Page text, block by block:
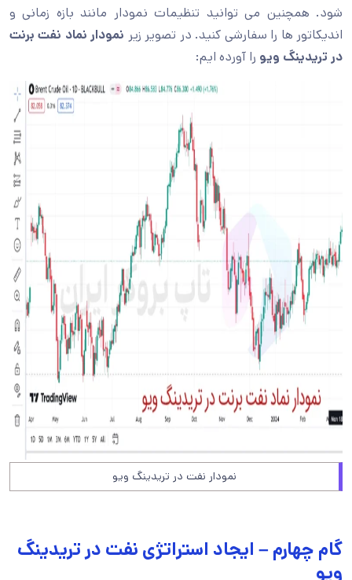
شود. همچنین می توانید تنظیمات نمودار مانند بازه زمانی و
اندیکاتور ها را سفارشی کنید. در تصویر زیر نمودار نماد نفت برنت
در تریدینگ ویو را آورده ایم:
نمودار نفت در تریدینگ ویو
گام چهارم – ایجاد استراتژی نفت در تریدینگ
ویو